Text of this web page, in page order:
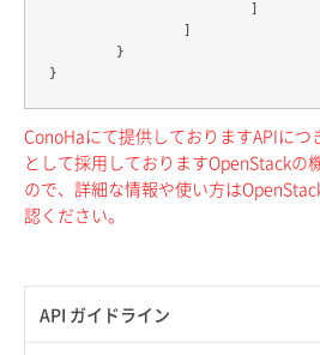
API ガイドライン
ConoHaにて提供しておりますAPIに
として採用しておりますOpenStackの
ので、詳細な情報や使い方は
認ください。